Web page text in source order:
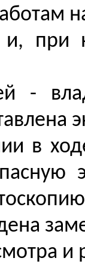
при
-
в